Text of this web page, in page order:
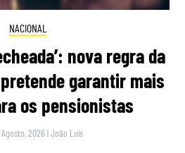
NACIONAL
nova regra da
garantir mais
os pensionistas
2026 |João Luís